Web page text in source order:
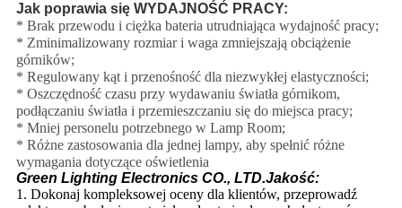
Jak poprawia się WYDAJNOŚĆ PRACY:
* Brak przewodu i ciężka bateria utrudniająca wydajność pracy;
* Zminimalizowany rozmiar i waga zmniejszają obciążenie
górników;
* Regulowany kąt i przenośność dla niezwykłej elastyczności;
* Oszczędność czasu przy wydawaniu światła górnikom,
podłączaniu światła i przemieszczaniu się do miejsca pracy;
* Mniej personelu potrzebnego w Lamp Room;
* Różne zastosowania dla jednej lampy, aby spełnić różne
wymagania dotyczące oświetlenia
Green Lighting Electronics CO., LTD.Jakość:
1. Dokonaj kompleksowej oceny dla klientów, przeprowadź